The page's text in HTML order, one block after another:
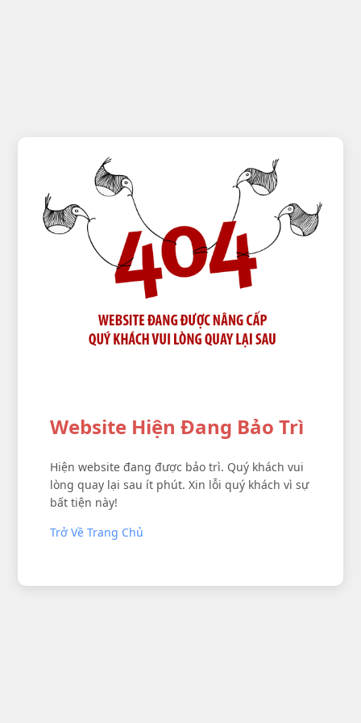
Website Hiện Đang Bảo Trì
Hiện website đang được bảo trì. Quý khách vui
lòng quay lại sau ít phút. Xin lỗi quý khách vì sự
bất tiện này!
Trở Về Trang Chủ